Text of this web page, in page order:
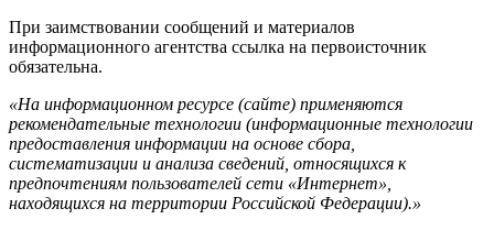
При заимствовании сообщений и материалов
информационного агентства ссылка на первоисточник
обязательна.
«На информационном ресурсе (сайте) применяются
рекомендательные технологии (информационные технологии
предоставления информации на основе сбора,
систематизации и анализа сведений, относящихся к
предпочтениям пользователей сети «Интернет»,
находящихся на территории Российской Федерации).»